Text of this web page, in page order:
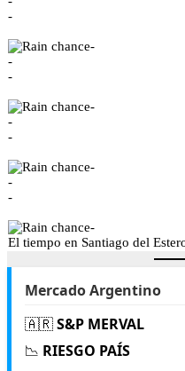
-
-
-
-
-
-
-
-
-
-
-
El tiempo en Santiago del
Mercado Argentino
🇦🇷S&P MERVAL
📉 RIESGO PAÍS